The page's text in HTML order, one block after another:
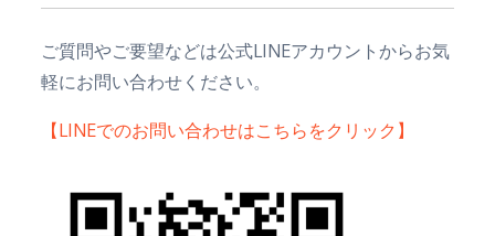
ご質問やご要望などは公式LINEアカウントからお気
軽にお問い合わせください。
【LINEでのお問い合わせはこちらをクリック】